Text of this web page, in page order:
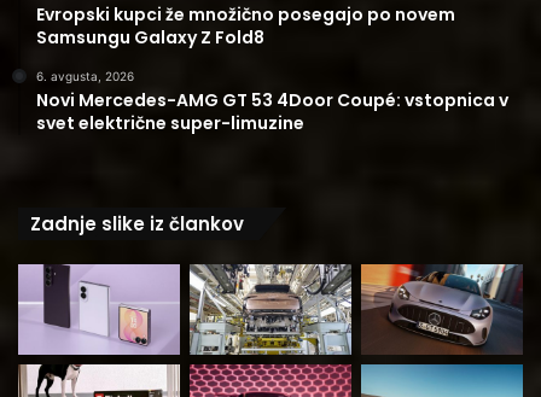
Evropski kupci že množično posegajo po novem
Samsungu Galaxy Z Fold8
6. avgusta, 2026
Novi Mercedes-AMG GT 53 4Door Coupé: vstopnica v
svet električne super-limuzine
Zadnje slike iz člankov